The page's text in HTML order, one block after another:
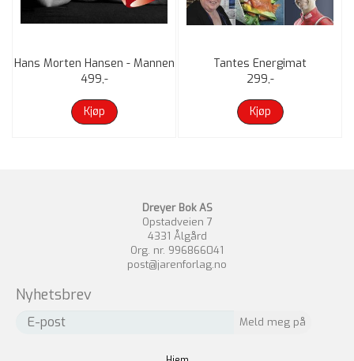
Hans Morten Hansen - Mannen
Myten Legenden
499,-
Kjøp
Tantes Energimat
299,-
Kjøp
Dreyer Bok AS
Opstadveien 7
4331 Ålgård
Org. nr. 996866041
post@jarenforlag.no
Nyhetsbrev